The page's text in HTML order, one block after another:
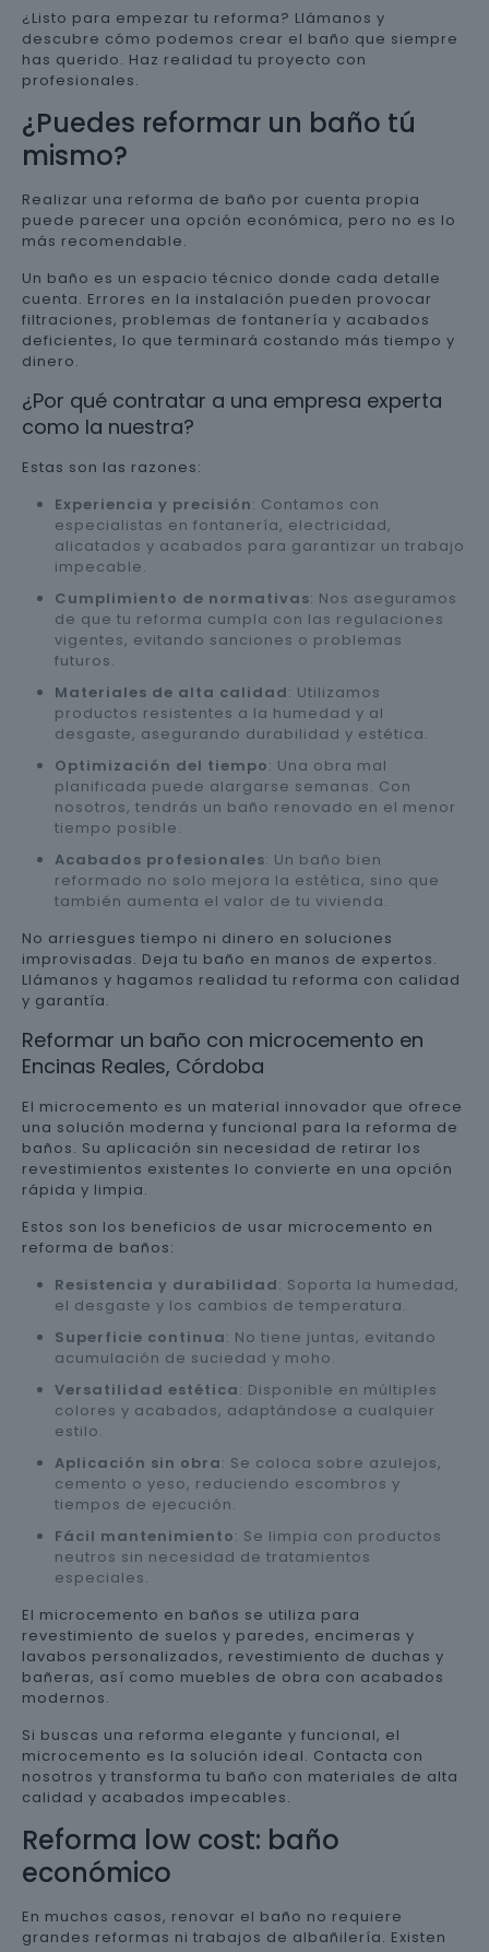
¿Listo para empezar tu reforma? Llámanos y
descubre cómo podemos crear el baño que siempre
has querido. Haz realidad tu proyecto con
profesionales.
¿Puedes reformar un baño tú
mismo?
Realizar una reforma de baño por cuenta propia
puede parecer una opción económica, pero no es lo
más recomendable.
Un baño es un espacio técnico donde cada detalle
cuenta. Errores en la instalación pueden provocar
filtraciones, problemas de fontanería y acabados
deficientes, lo que terminará costando más tiempo y
dinero.
¿Por qué contratar a una empresa experta
como la nuestra?
Estas son las razones:
Experiencia y precisión: Contamos con
especialistas en fontanería, electricidad,
alicatados y acabados para garantizar un trabajo
impecable.
Cumplimiento de normativas: Nos aseguramos
de que tu reforma cumpla con las regulaciones
vigentes, evitando sanciones o problemas
futuros.
Materiales de alta calidad: Utilizamos
productos resistentes a la humedad y al
desgaste, asegurando durabilidad y estética.
Optimización del tiempo: Una obra mal
planificada puede alargarse semanas. Con
nosotros, tendrás un baño renovado en el menor
tiempo posible.
Acabados profesionales: Un baño bien
reformado no solo mejora la estética, sino que
también aumenta el valor de tu vivienda.
No arriesgues tiempo ni dinero en soluciones
improvisadas. Deja tu baño en manos de expertos.
Llámanos y hagamos realidad tu reforma con calidad
y garantía.
Reformar un baño con microcemento en
Encinas Reales, Córdoba
El microcemento es un material innovador que ofrece
una solución moderna y funcional para la reforma de
baños. Su aplicación sin necesidad de retirar los
revestimientos existentes lo convierte en una opción
rápida y limpia.
Estos son los beneficios de usar microcemento en
reforma de baños:
Resistencia y durabilidad: Soporta la humedad,
el desgaste y los cambios de temperatura.
Superficie continua: No tiene juntas, evitando
acumulación de suciedad y moho.
Versatilidad estética: Disponible en múltiples
colores y acabados, adaptándose a cualquier
estilo.
Aplicación sin obra: Se coloca sobre azulejos,
cemento o yeso, reduciendo escombros y
tiempos de ejecución.
Fácil mantenimiento: Se limpia con productos
neutros sin necesidad de tratamientos
especiales.
El microcemento en baños se utiliza para
revestimiento de suelos y paredes, encimeras y
lavabos personalizados, revestimiento de duchas y
bañeras, así como muebles de obra con acabados
modernos.
Si buscas una reforma elegante y funcional, el
microcemento es la solución ideal. Contacta con
nosotros y transforma tu baño con materiales de alta
calidad y acabados impecables.
Reforma low cost: baño
económico
En muchos casos, renovar el baño no requiere
grandes reformas ni trabajos de albañilería. Existen